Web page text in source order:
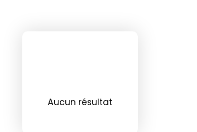
Aucun résultat